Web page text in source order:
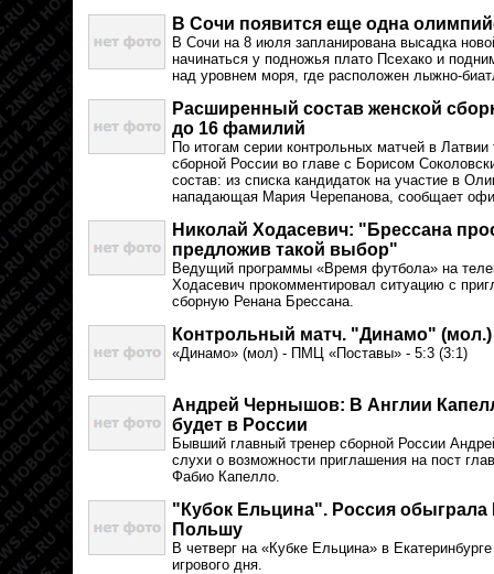
В Сочи появится еще одна
В Сочи на 8 июля запланирована высадка
начинаться у подножья плато Псехако и
над уровнем моря, где расположен лыжно-
Расширенный состав женской
до 16 фамилий
По итогам серии контрольных матчей в
сборной России во главе с Борисом
состав: из списка кандидаток на участие в
нападающая Мария Черепанова, сообщает
Николай Ходасевич: "Брессана
предложив такой выбор"
Ведущий программы «Время футбола» на
Ходасевич прокомментировал ситуацию с
сборную Ренана Брессана.
Контрольный матч. "Динамо"
«Динамо» (мол) - ПМЦ «Поставы» - 5:3 (3:1)
Андрей Чернышов: В Англии
будет в России
Бывший главный тренер сборной России
слухи о возможности приглашения на пост
Фабио Капелло.
"Кубок Ельцина". Россия обыграла
Польшу
В четверг на «Кубке Ельцина» в
игрового дня.